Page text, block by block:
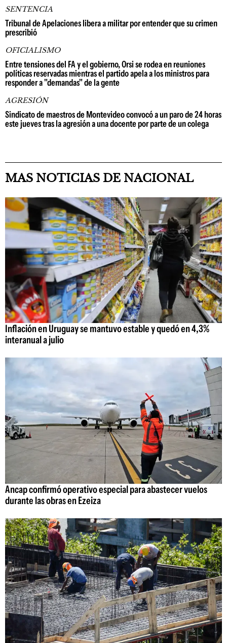
SENTENCIA
Tribunal de Apelaciones libera a militar por entender que su crimen
prescribió
OFICIALISMO
Entre tensiones del FA y el gobierno, Orsi se rodea en reuniones
políticas reservadas mientras el partido apela a los ministros para
responder a "demandas" de la gente
AGRESIÓN
Sindicato de maestros de Montevideo convocó a un paro de 24 horas
este jueves tras la agresión a una docente por parte de un colega
MAS NOTICIAS DE NACIONAL
Inflación en Uruguay se mantuvo estable y quedó en 4,3%
interanual a julio
Ancap confirmó operativo especial para abastecer vuelos
durante las obras en Ezeiza